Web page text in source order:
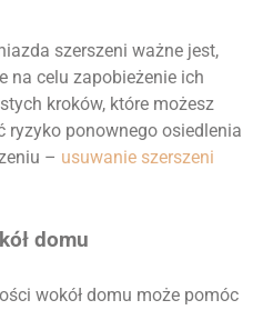
szerszeni ważne jest,
na celu zapobieżenie ich
kroków, które możesz
ponownego osiedlenia
– usuwanie szerszeni
domu
wokół domu może pomóc